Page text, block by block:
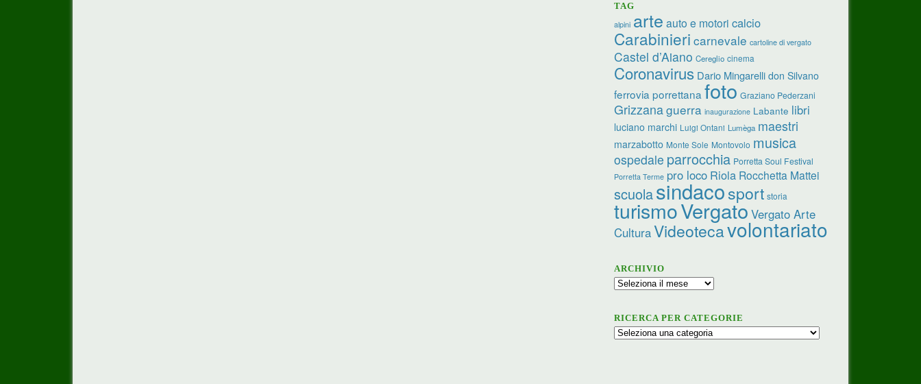
TAG
alpini arte auto e motori calcio
Carabinieri carnevale cartoline di vergato
Castel d’Aiano Cereglio cinema
Coronavirus Dario Mingarelli don Silvano
ferrovia porrettana foto Graziano Pederzani
Grizzanaguerra inaugurazione Labante libri
luciano marchi Luigi Ontani Lumèga maestri
marzabotto Monte Sole Montovolo musica
ospedale parrocchia Porretta Soul Festival
Porretta Terme pro loco Riola Rocchetta Mattei
scuolasindacosport storia
turismoVergato Vergato Arte
CulturaVideotecavolontariato
ARCHIVIO
Archivio
RICERCA PER CATEGORIE
Ricerca